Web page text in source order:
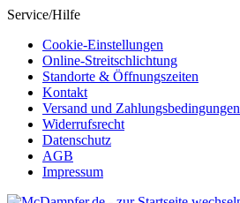
Service/Hilfe
Cookie-Einstellungen
Online-Streitschlichtung
Standorte & Öffnungszeiten
Kontakt
Versand und Zahlungsbedingungen
Widerrufsrecht
Datenschutz
AGB
Impressum